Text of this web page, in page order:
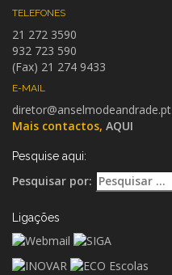
TELEFONES
21 272 3590
932 723 590
(Fax) 21 274 9433
E-MAIL
diretor@anselmodeandrade.pt
Mais contactos, AQUI
Pesquise aqui:
Pesquisar por:
Ligações